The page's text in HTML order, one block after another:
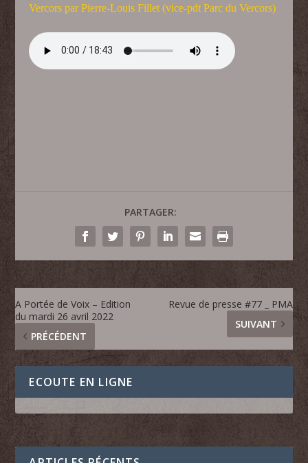
Vercors par Pierre-Louis Fillet (vice-pdt Parc du Vercors)
PARTAGER:
A Portée de Voix – Edition
du mardi 26 avril 2022
PRÉCÉDENT
Revue de presse #77 _ PMA
SUIVANT
ECOUTE EN LIGNE